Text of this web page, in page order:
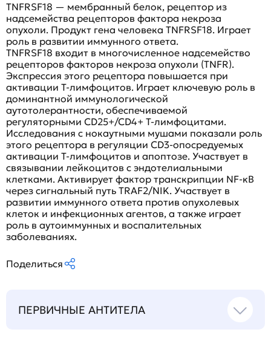
TNFRSF18 — мембранный белок, рецептор из
надсемейства рецепторов фактора некроза
опухоли. Продукт гена человека TNFRSF18. Играет
роль в развитии иммунного ответа.
TNFRSF18 входит в многочисленное надсемейство
рецепторов факторов некроза опухоли (TNFR).
Экспрессия этого рецептора повышается при
активации T-лимфоцитов. Играет ключевую роль в
доминантной иммунологической
аутотолерантности, обеспечиваемой
регуляторными CD25+/CD4+ T-лимфоцитами.
Исследования с нокаутными мушами показали роль
этого рецептора в регуляции CD3-опосредуемых
активации T-лимфоцитов и апоптозе. Участвует в
связывании лейкоцитов с эндотелиальными
клетками. Активирует фактор транскрипции NF-κB
через сигнальный путь TRAF2/NIK. Участвует в
развитии иммунного ответа против опухолевых
клеток и инфекционных агентов, а также играет
роль в аутоиммунных и воспалительных
заболеваниях.
Поделиться
ПЕРВИЧНЫЕ АНТИТЕЛА